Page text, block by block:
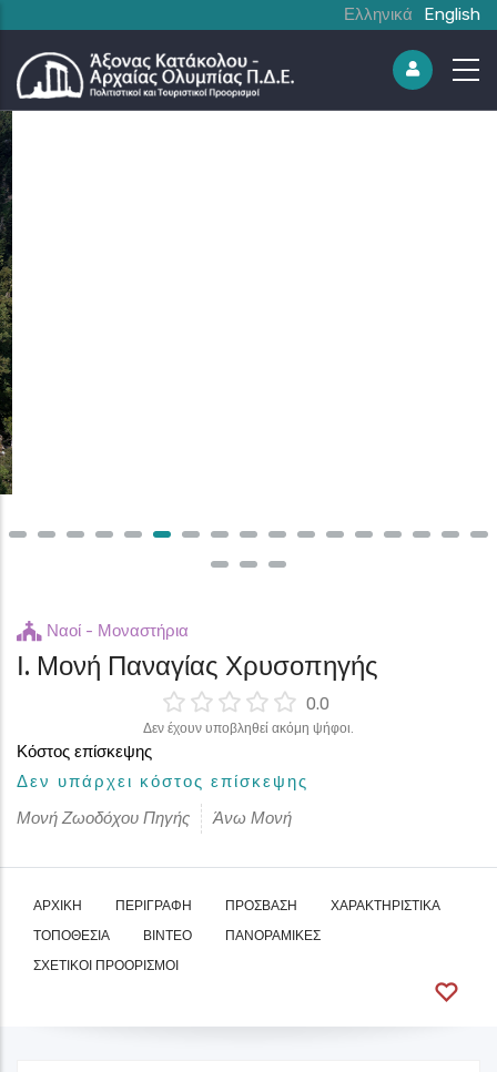
Ελληνικά English
Ναοί - Μοναστήρια
Ι. Μονή Παναγίας Χρυσοπηγής
0.0
Δεν έχουν υποβληθεί ακόμη ψήφοι.
Κόστος επίσκεψης
Δεν υπάρχει κόστος επίσκεψης
Μονή Ζωοδόχου Πηγής
Άνω Μονή
ΑΡΧΙΚΉ ΠΕΡΙΓΡΑΦΉ ΠΡΌΣΒΑΣΗ
ΧΑΡΑΚΤΗΡΙΣΤΙΚΆ
ΤΟΠΟΘΕΣΊΑ
ΒΊΝΤΕΟ
ΠΑΝΟΡΑΜΙΚΈΣ
ΣΧΕΤΙΚΟΊ ΠΡΟΟΡΙΣΜΟΊ